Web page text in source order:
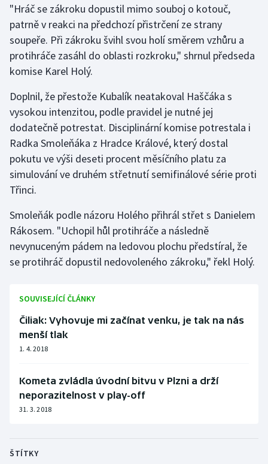
Motorsport
Olympijské hry
Parasport
Plavání
Plážový volejbal
Ragby
Rychlobruslení
Rychlostní kanoistika
Short track
Sportovní střelba
Stolní tenis
Triatlon
Vodní slalom
Volejbal
"Hráč se zákroku dopustil mimo souboj o kotouč,
patrně v reakci na předchozí přistrčení ze strany
soupeře. Při zákroku švihl svou holí směrem vzhůru a
protihráče zasáhl do oblasti rozkroku," shrnul předseda
komise Karel Holý.
Doplnil, že přestože Kubalík neatakoval Haščáka s
vysokou intenzitou, podle pravidel je nutné jej
dodatečně potrestat. Disciplinární komise potrestala i
Radka Smoleňáka z Hradce Králové, který dostal
pokutu ve výši deseti procent měsíčního platu za
simulování ve druhém střetnutí semifinálové série proti
Třinci.
Smoleňák podle názoru Holého přihrál střet s Danielem
Rákosem. "Uchopil hůl protihráče a následně
nevynuceným pádem na ledovou plochu předstíral, že
se protihráč dopustil nedovoleného zákroku," řekl Holý.
SOUVISEJÍCÍ ČLÁNKY
Čiliak: Vyhovuje mi začínat venku, je tak na nás
menší tlak
1. 4. 2018
Kometa zvládla úvodní bitvu v Plzni a drží
neporazitelnost v play-off
31. 3. 2018
ŠTÍTKY